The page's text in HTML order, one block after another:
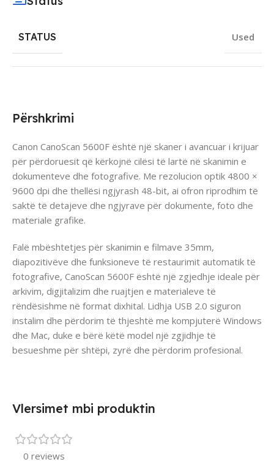
Përshkrimi
Canon CanoScan 5600F është një skaner i avancuar i krijuar
për përdoruesit që kërkojnë cilësi të lartë në skanimin e
dokumenteve dhe fotografive. Me rezolucion optik 4800 ×
9600 dpi dhe thellësi ngjyrash 48-bit, ai ofron riprodhim të
saktë të detajeve dhe ngjyrave për dokumente, foto dhe
materiale grafike.
Falë mbështetjes për skanimin e filmave 35mm,
diapozitivëve dhe funksioneve të restaurimit automatik të
fotografive, CanoScan 5600F është një zgjedhje ideale për
arkivim, digjitalizim dhe ruajtjen e materialeve të
rëndësishme në format dixhital. Lidhja USB 2.0 siguron
instalim dhe përdorim të thjeshtë me kompjuterë Windows
dhe Mac, duke e bërë këtë model një zgjidhje të
besueshme për shtëpi, zyrë dhe përdorim profesional.
STATUS Used
Vlersimet mbi produktin
0 reviews